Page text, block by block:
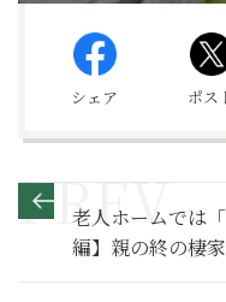
シェア ポス
老人ホームでは
編】親の終の棲